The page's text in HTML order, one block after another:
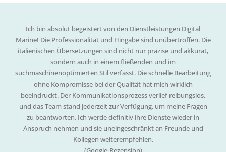
Ich bin absolut begeistert von den Dienstleistungen Digital
Marine! Die Professionalität und Hingabe sind unübertroffen. Die
italienischen Übersetzungen sind nicht nur präzise und akkurat,
sondern auch in einem fließenden und im
suchmaschinenoptimierten Stil verfasst. Die schnelle Bearbeitung
ohne Kompromisse bei der Qualität hat mich wirklich
beeindruckt. Der Kommunikationsprozess verlief reibungslos,
und das Team stand jederzeit zur Verfügung, um meine Fragen
zu beantworten. Ich werde definitiv ihre Dienste wieder in
Anspruch nehmen und sie uneingeschränkt an Freunde und
Kollegen weiterempfehlen.